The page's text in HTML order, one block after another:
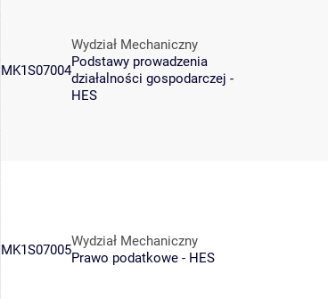
MK1S07004
Wydział Mechaniczny
Podstawy prowadzenia
działalności gospodarczej -
HES
MK1S07005
Wydział Mechaniczny
Prawo podatkowe - HES